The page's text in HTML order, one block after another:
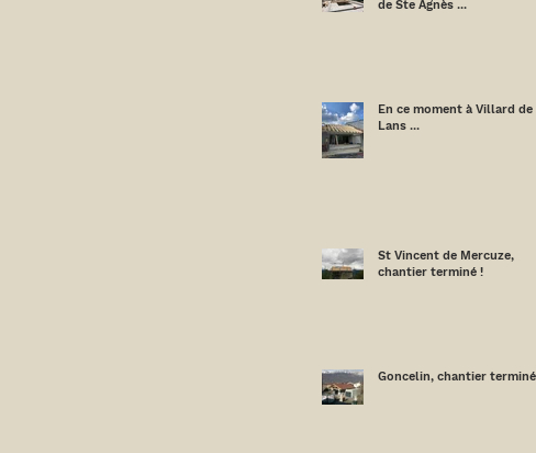
de Ste Agnès ...
En ce moment à Villard de
Lans ...
St Vincent de Mercuze,
chantier terminé !
Goncelin, chantier terminé